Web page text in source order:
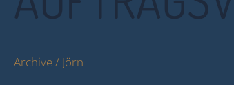
Archive/ Jörn